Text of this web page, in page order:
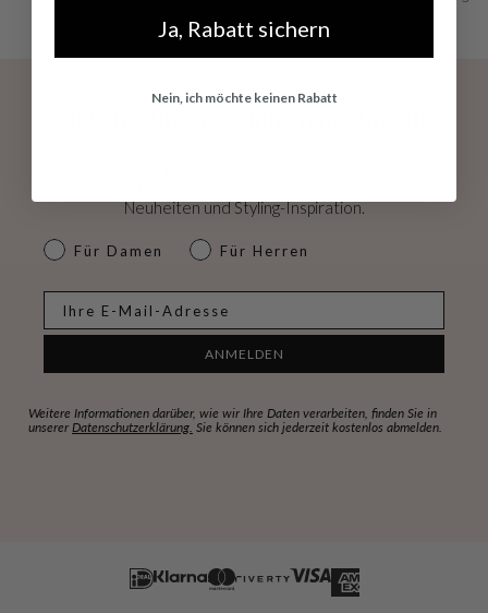
Neuheiten und Styling-Inspiration.
dames & heren
Für Damen Für Herren
ANMELDEN
Weitere Informationen darüber, wie wir Ihre Daten verarbeiten, finden Sie in
unserer Datenschutzerklärung. Sie können sich jederzeit kostenlos abmelden.
Ja, Rabatt sichern
Nein, ich möchte keinen Rabatt